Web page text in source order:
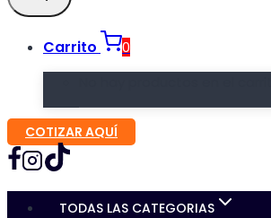
Carrito
0
COTIZAR AQUÍ
TODAS LAS CATEGORIAS